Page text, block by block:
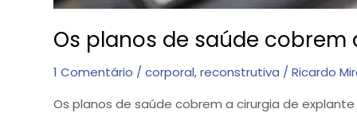
Os planos de saúde
1 Comentário / corporal,reconstrutiva / Ricardo
Os planos de saúde cobrem a cirurgia de